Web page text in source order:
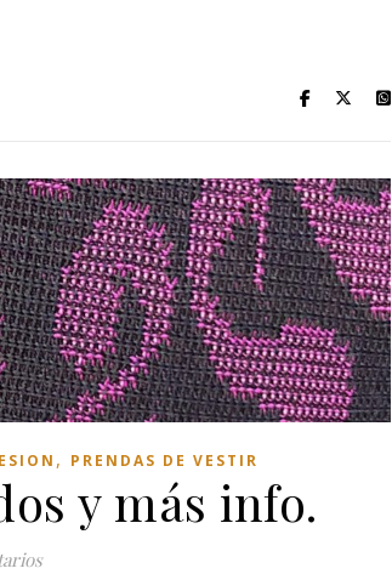
, PRENDAS DE VESTIR
y más info.